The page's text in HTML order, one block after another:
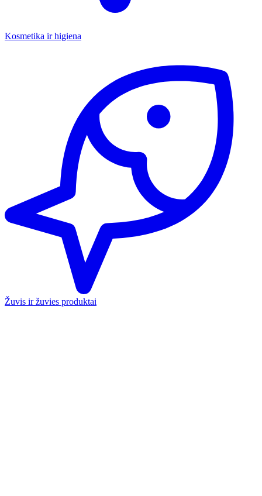
Kosmetika ir higiena
Žuvis ir žuvies produktai